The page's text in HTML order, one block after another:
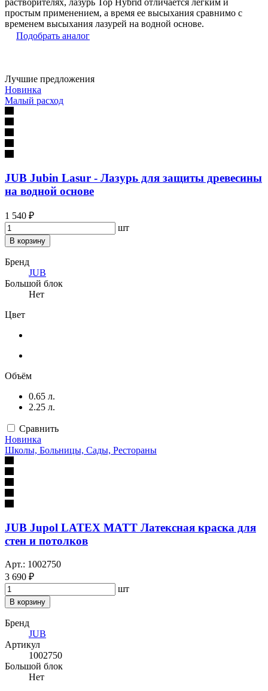
простым применением, а время ее высыхания сравнимо с
временем высыхания лазурей на водной основе.
Подобрать аналог
Лучшие предложения
Новинка
Малый расход
JUB Jubin Lasur - Лазурь для защиты древесины
на водной основе
1 540 ₽
шт
В корзину
Бренд
JUB
Большой блок
Нет
Цвет
Объём
0.65 л.
2.25 л.
Сравнить
Новинка
Школы, Больницы, Сады, Рестораны
JUB Jupol LATEX MATT Латексная краска для
стен и потолков
Арт.: 1002750
3 690 ₽
шт
В корзину
Бренд
JUB
Артикул
1002750
Большой блок
Нет